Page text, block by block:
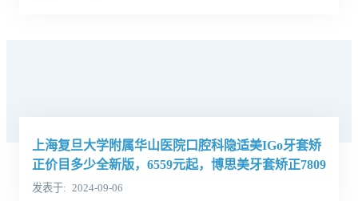
上海复旦大学附属华山医院口腔科隐适美IGo牙套矫
正价目多少全新版，6559元起，博思美牙套矫正7809
元起
发表于 2024-09-06